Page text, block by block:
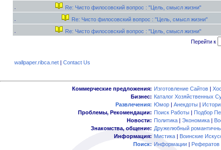
Re: Чисто филосовский вопрос : "Цель, смысл жизни"
Re: Чисто филосовский вопрос : "Цель, смысл жизни"
Re: Чисто филосовский вопрос : "Цель, смысл жизни"
Перейти к
wallpaper.ribca.net| Contact Us
Коммерческие предложения: Изготовление Сайтов |
Бизнес: Каталог Хозяйственных
Развлечения: Юмор | Анекдоты |
Проблемы, Рекомендации: Поиск Работы | Подбор
Новости: Политика | Экономика |
Знакомства, общение: Дружелюбный
Информация: Мистика | Воинские
Поиск: Информации | Рефератов